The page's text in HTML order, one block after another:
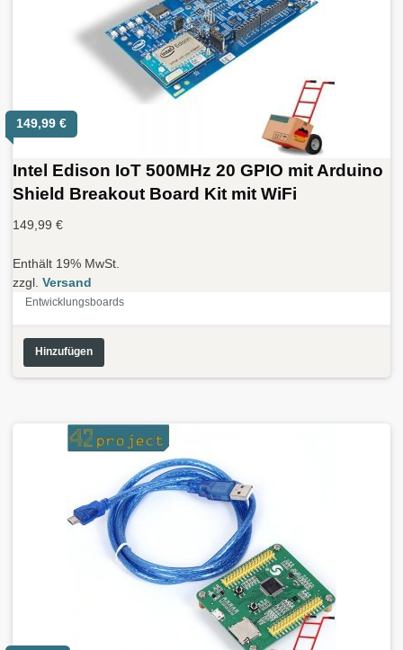
149,99 €
Intel Edison IoT 500MHz 20 GPIO mit Arduino
Shield Breakout Board Kit mit WiFi
149,99 €
Enthält 19% MwSt.
zzgl. Versand
Entwicklungsboards
Hinzufügen